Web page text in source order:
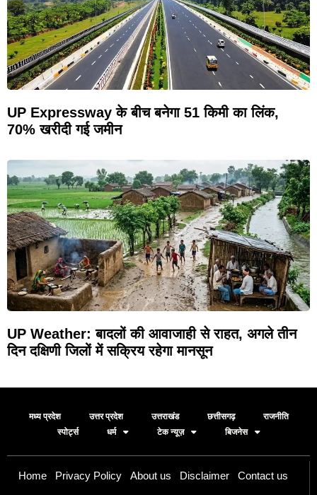
UP Expressway के बीच बनेगा 51 किमी का लिंक,
70% खरीदी गई जमीन
UP Weather: बादलों की आवाजाही से राहत, अगले तीन
दिन दक्षिणी जिलों में सक्रिय रहेगा मानसून
मध्य प्रदेश उत्तर प्रदेश उत्तराखंड छत्तीसगढ़
राजनीति
स्पोर्ट्स
धर्म टेक न्यूज़ बिजनेस
Home Privacy Policy About us Disclaimer Contact us